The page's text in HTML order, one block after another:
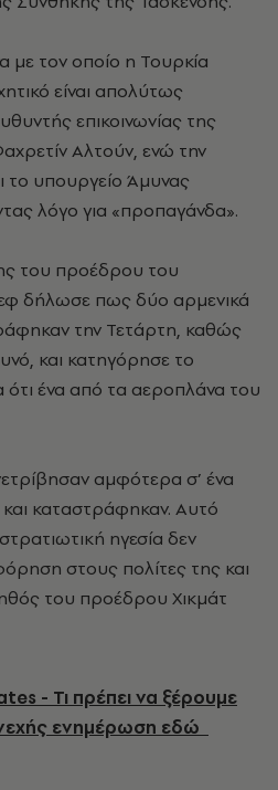
τον οποίο η Τουρκία
είναι απολύτως
επικοινωνίας της
Αλτούν, ενώ την
το υπουργείο Άμυνας
λόγο για «προπαγάνδα».
του προέδρου του
δήλωσε πως δύο αρμενικά
την Τετάρτη, καθώς
και κατηγόρησε το
ότι ένα από τα αεροπλάνα του
αμφότερα σ’ ένα
καταστράφηκαν. Αυτό
ηγεσία δεν
στους πολίτες της και
του προέδρου Χικμάτ
- Τι πρέπει να ξέρουμε
ενημέρωση εδώ